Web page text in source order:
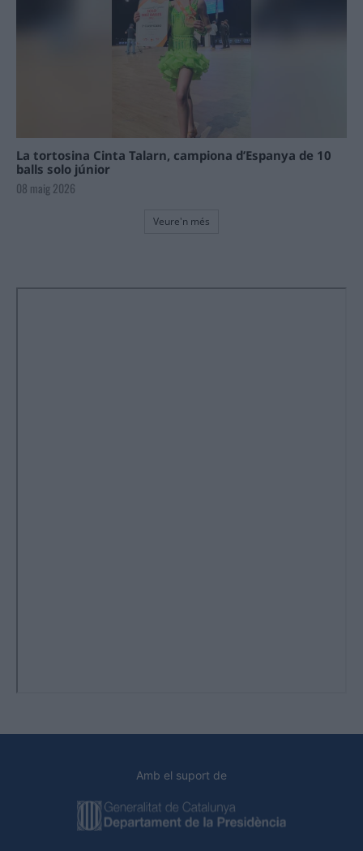
La tortosina Cinta Talarn, campiona d’Espanya de 10
balls solo júnior
08 maig 2026
Veure'n més
Amb el suport de